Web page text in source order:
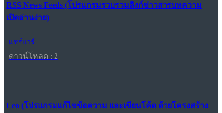
RSS News Feeds (โปรแกรมรวบรวมลิงก์ข่าวสารบทความ
เปิดอ่านง่าย)
แชร์แวร์
ดาวน์โหลด : 2
Leo (โปรแกรมแก้ไขข้อความ และเขียนโค้ด ด้วยโครงสร้าง